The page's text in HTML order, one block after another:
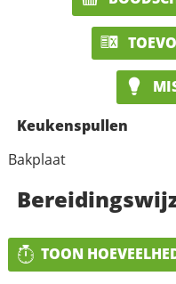
Keukenspullen
Bakplaat
TOON